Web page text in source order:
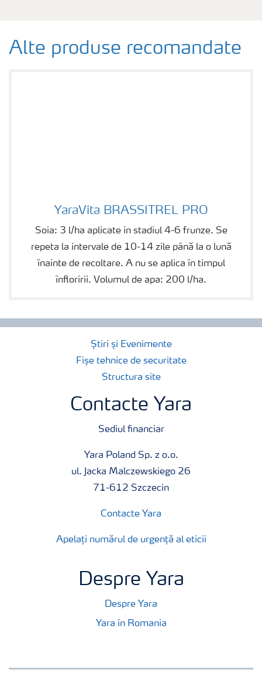
Alte produse recomandate
YaraVita BRASSITREL PRO
Soia: 3 l/ha aplicate in stadiul 4-6 frunze. Se
repeta la intervale de 10-14 zile până la o lună
înainte de recoltare. A nu se aplica în timpul
înfloririi. Volumul de apa: 200 l/ha.
Știri și Evenimente
Fișe tehnice de securitate
Structura site
Contacte Yara
Sediul financiar
Yara Poland Sp. z o.o.
ul. Jacka Malczewskiego 26
71-612 Szczecin
Contacte Yara
Apelați numărul de urgență al eticii
Despre Yara
Despre Yara
Yara în Romania